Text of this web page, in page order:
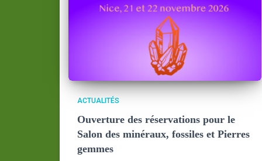
ACTUALITÉS
Ouverture des réservations pour le
Salon des minéraux, fossiles et Pierres
gemmes